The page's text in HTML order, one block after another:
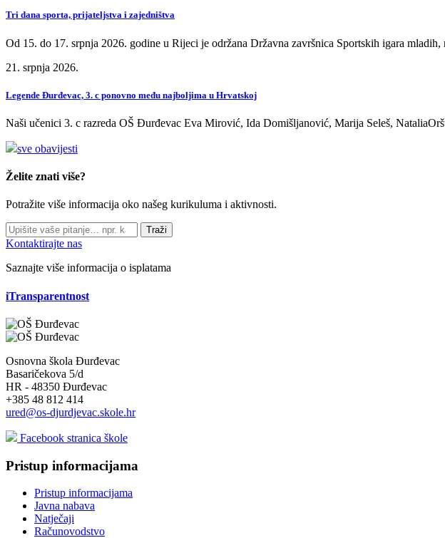
Tri dana sporta, prijateljstva i zajedništva
Od 15. do 17. srpnja 2026. godine u Rijeci je održana Državna završnica Sportskih igara
21. srpnja 2026.
Legende Đurđevac, 3. c ponovno među najboljima u Hrvatskoj
Naši učenici 3. c razreda OŠ Đurđevac Eva Mirović, Ida Domišljanović, Marija Seleš,
sve obavijesti
Želite znati više?
Potražite više informacija oko našeg kurikuluma i aktivnosti.
Traži
Kontaktirajte nas
Saznajte više informacija o isplatama
iTransparentnost
Osnovna škola Đurđevac
Basaričekova 5/d
HR - 48350 Đurđevac
+385 48 812 414
ured@os-djurdjevac.skole.hr
Facebook stranica škole
Pristup informacijama
Pristup informacijama
Javna nabava
Natječaji
Računovodstvo